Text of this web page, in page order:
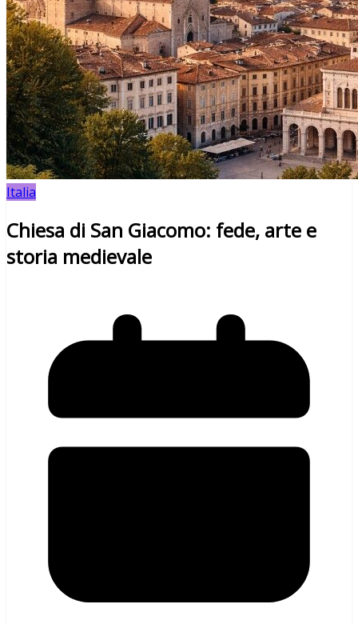
Italia
Chiesa di San Giacomo: fede, arte e
storia medievale